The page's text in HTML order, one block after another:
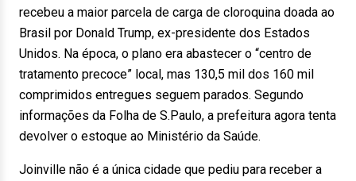
recebeu a maior parcela de carga de cloroquina doada ao
Brasil por Donald Trump, ex-presidente dos Estados
Unidos. Na época, o plano era abastecer o “centro de
tratamento precoce” local, mas 130,5 mil dos 160 mil
comprimidos entregues seguem parados. Segundo
informações da Folha de S.Paulo, a prefeitura agora tenta
devolver o estoque ao Ministério da Saúde.
Joinville não é a única cidade que pediu para receber a